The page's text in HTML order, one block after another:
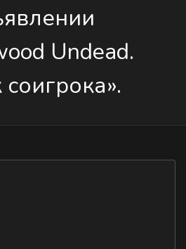
Undead.